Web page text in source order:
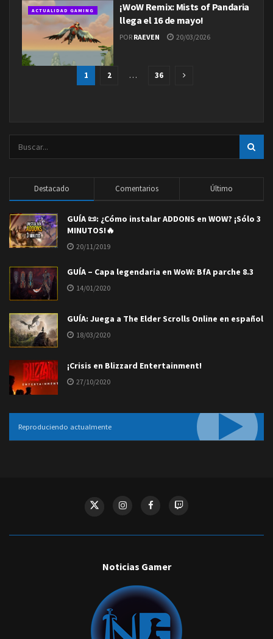
ACTUALIDAD GAMING
¡WoW Remix: Mists of Pandaria
llega el 16 de mayo!
POR RAEVEN 20/03/2026
1 2 … 36
Destacado Comentarios Último
GUÍA 📜: ¿Cómo instalar ADDONS en WOW? ¡Sólo 3
MINUTOS!🔥
20/11/2019
GUÍA – Capa legendaria en WoW: BfA parche 8.3
14/01/2020
GUÍA: Juega a The Elder Scrolls Online en español
18/03/2020
¡Crisis en Blizzard Entertainment!
27/10/2020
Reproduciendo actualmente
Noticias Gamer